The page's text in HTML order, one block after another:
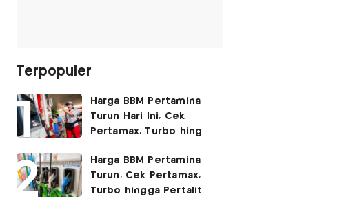
Terpopuler
Harga BBM Pertamina
Turun Hari Ini, Cek
Pertamax, Turbo hingga
2026
Harga BBM Pertamina
Turun, Cek Pertamax,
Turbo hingga Pertalite